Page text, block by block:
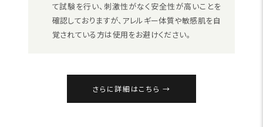
て試験を行い、刺激性がなく安全性が高いことを
確認しておりますが、アレルギー体質や敏感肌を自
覚されている方は使用をお避けください。
さらに詳細はこちら